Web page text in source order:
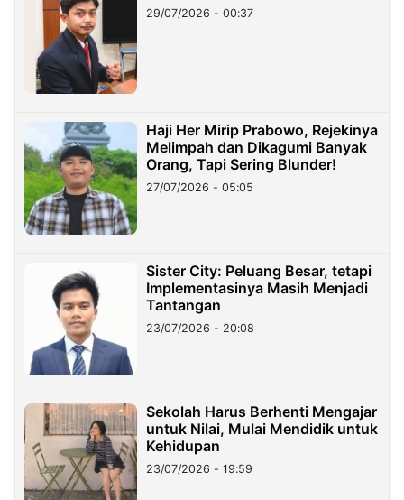
29/07/2026 - 00:37
Haji Her Mirip Prabowo, Rejekinya
Melimpah dan Dikagumi Banyak
Orang, Tapi Sering Blunder!
27/07/2026 - 05:05
Sister City: Peluang Besar, tetapi
Implementasinya Masih Menjadi
Tantangan
23/07/2026 - 20:08
Sekolah Harus Berhenti Mengajar
untuk Nilai, Mulai Mendidik untuk
Kehidupan
23/07/2026 - 19:59